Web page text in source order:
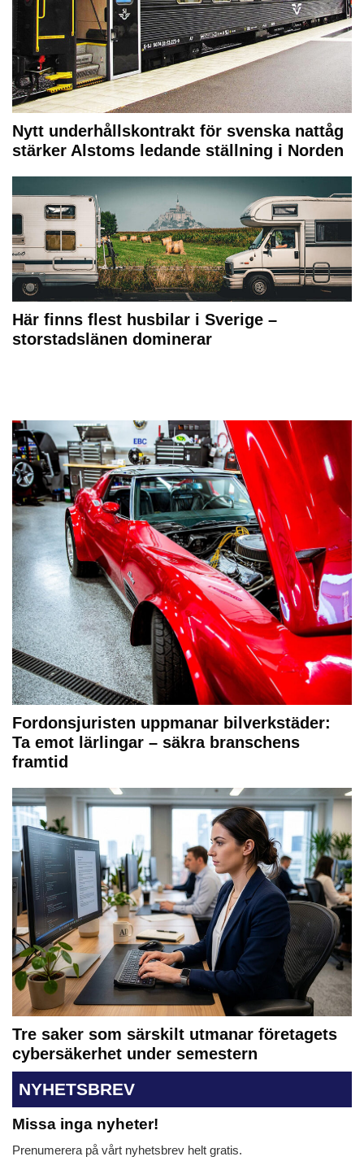
Nytt underhållskontrakt för svenska nattåg
stärker Alstoms ledande ställning i Norden
Här finns flest husbilar i Sverige –
storstadslänen dominerar
Fordonsjuristen uppmanar bilverkstäder:
Ta emot lärlingar – säkra branschens
framtid
Tre saker som särskilt utmanar företagets
cybersäkerhet under semestern
NYHETSBREV
Missa inga nyheter!
Prenumerera på vårt nyhetsbrev helt gratis.